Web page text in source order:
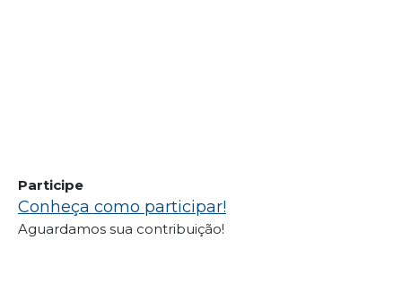
Participe
Conheça como participar!
Aguardamos sua contribuição!